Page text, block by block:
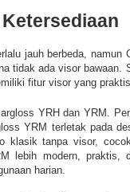
jauh berbeda, namun
tidak ada visor bawaan.
fitur visor yang
YRH dan YRM.
YRM terletak pada
klasik tanpa visor,
lebih modern, praktis,
harian.